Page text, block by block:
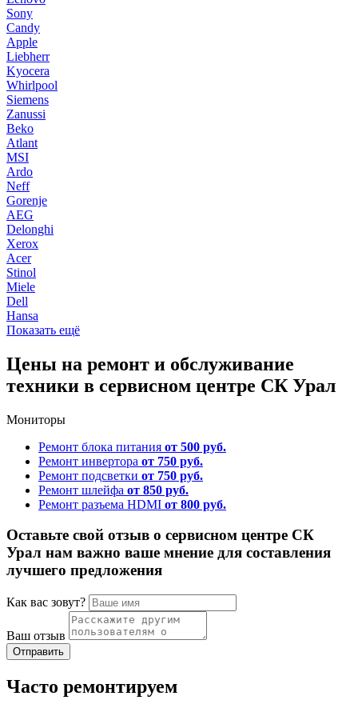
Sony
Candy
Apple
Liebherr
Kyocera
Whirlpool
Siemens
Zanussi
Beko
Atlant
MSI
Ardo
Neff
Gorenje
AEG
Delonghi
Xerox
Acer
Stinol
Miele
Dell
Hansa
Показать ещё
Цены на ремонт и обслуживание
техники в сервисном центре СК Урал
Мониторы
Ремонт блока питания от 500 руб.
Ремонт инвертора от 750 руб.
Ремонт подсветки от 750 руб.
Ремонт шлейфа от 850 руб.
Ремонт разъема HDMI от 800 руб.
Оставьте свой отзыв о сервисном центре СК
Урал нам важно ваше мнение для составления
лучшего предложения
Как вас зовут?
Ваш отзыв
Часто ремонтируем